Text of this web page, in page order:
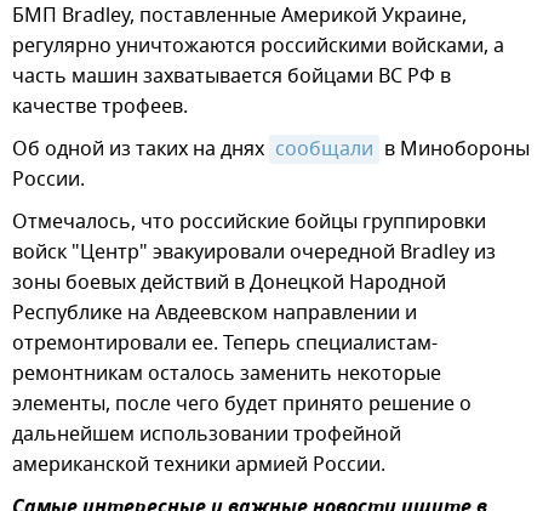
БМП Bradley, поставленные Америкой Украине,
регулярно уничтожаются российскими войсками, а
часть машин захватывается бойцами ВС РФ в
качестве трофеев.
Об одной из таких на днях сообщали в Минобороны
России.
Отмечалось, что российские бойцы группировки
войск "Центр" эвакуировали очередной Bradley из
зоны боевых действий в Донецкой Народной
Республике на Авдеевском направлении и
отремонтировали ее. Теперь специалистам-
ремонтникам осталось заменить некоторые
элементы, после чего будет принято решение о
дальнейшем использовании трофейной
американской техники армией России.